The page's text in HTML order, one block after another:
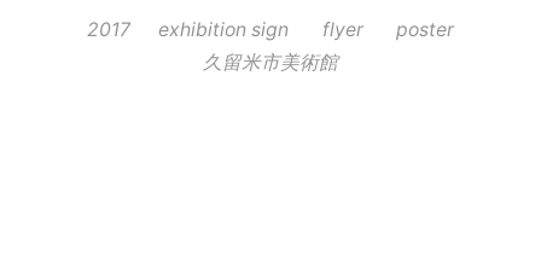
2017 exhibition sign flyer
poster
久留米市美術館